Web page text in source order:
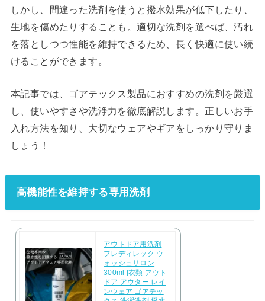
しかし、間違った洗剤を使うと撥水効果が低下したり、
生地を傷めたりすることも。適切な洗剤を選べば、汚れ
を落としつつ性能を維持できるため、長く快適に使い続
けることができます。
本記事では、ゴアテックス製品におすすめの洗剤を厳選
し、使いやすさや洗浄力を徹底解説します。正しいお手
入れ方法を知り、大切なウェアやギアをしっかり守りま
しょう！
高機能性を維持する専用洗剤
アウトドア用洗剤
フレディレック ウ
ォッシュサロン
300ml [衣類 アウト
ドア アウター レイ
ンウェア ゴアテッ